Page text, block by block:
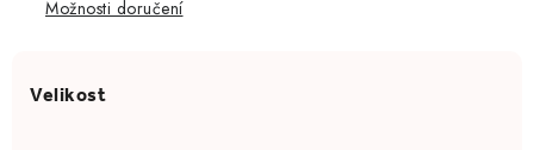
Možnosti doručení